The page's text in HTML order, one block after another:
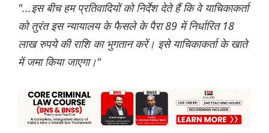
"...इस बीच हम प्रतिवादियों को निर्देश देते हैं कि वे याचिकाकर्ता
को तुरंत इस न्यायालय के फैसले के पैरा 89 में निर्धारित 18
लाख रुपये की राशि का भुगतान करें। इसे याचिकाकर्ता के खाते
में जमा किया जाएगा।"